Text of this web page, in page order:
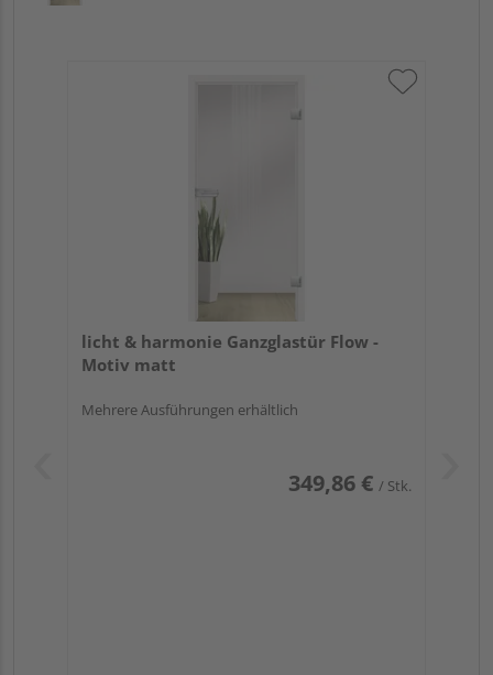
licht & harmonie Ganzglastür Flow -
Motiv matt
Mehrere Ausführungen erhältlich
349,86 € / Stk.